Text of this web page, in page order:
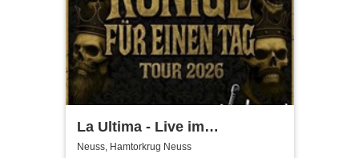
La Ultima - Live im
Hamtorkrug! | Könige für
Neuss, Hamtorkrug Neuss